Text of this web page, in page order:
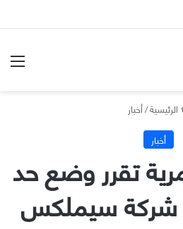
الرئيسية/أخبار
أخبار
تقرر وضع حد
شركة سيملكس